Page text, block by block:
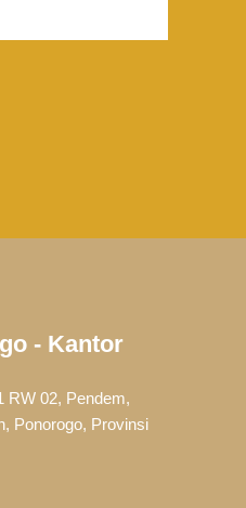
- Kantor
RW 02, Pendem,
Ponorogo, Provinsi